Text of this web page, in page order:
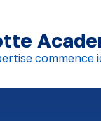
commence